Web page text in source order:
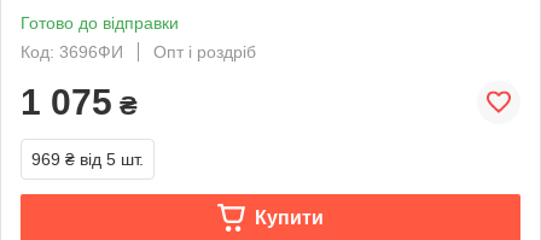
Готово до відправки
Код: 3696ФИ
Опт і роздріб
1 075 ₴
969 ₴ від 5 шт.
Купити